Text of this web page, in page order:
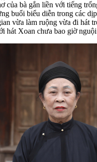
của bà gắn liền với tiếng
buổi biểu diễn trong các
vừa làm ruộng vừa đi hát
hát Xoan chưa bao giờ nguội